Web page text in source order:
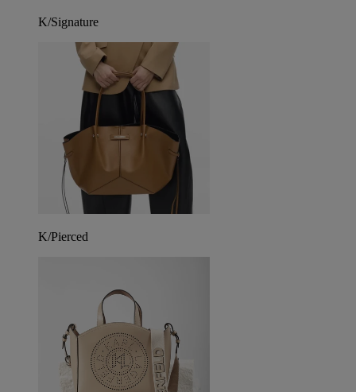
K/Signature
K/Pierced